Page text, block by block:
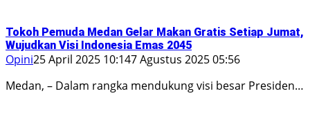
Tokoh Pemuda Medan Gelar Makan Gratis Setiap Jumat,
Wujudkan Visi Indonesia Emas 2045
Opini25 April 2025 10:147 Agustus 2025 05:56
Medan, – Dalam rangka mendukung visi besar Presiden…